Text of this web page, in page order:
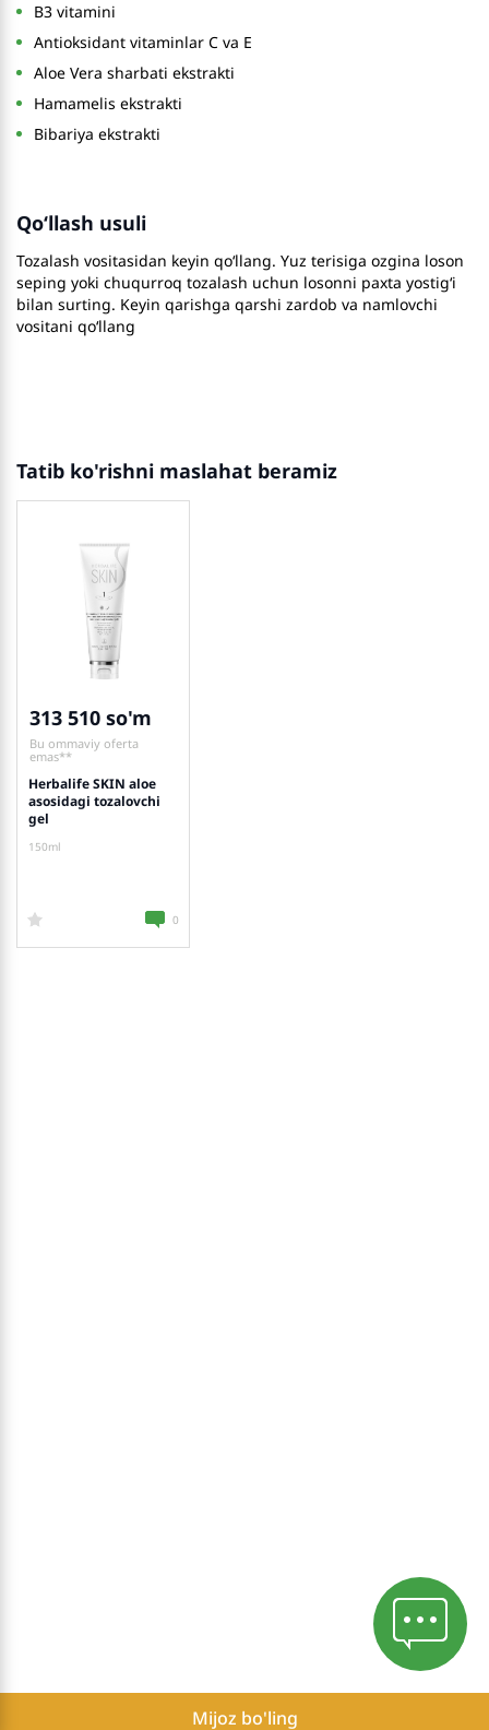
B3 vitamini
Antioksidant vitaminlar C va E
Aloe Vera sharbati ekstrakti
Hamamelis ekstrakti
Bibariya ekstrakti
Qo‘llash usuli
Tozalash vositasidan keyin qo‘llang. Yuz terisiga ozgina loson
seping yoki chuqurroq tozalash uchun losonni paxta yostig‘i
bilan surting. Keyin qarishga qarshi zardob va namlovchi
vositani qo‘llang
Tatib ko'rishni maslahat beramiz
313 510
Bu ommaviy oferta
emas**
Herbalife SKIN aloe
asosidagi tozalovchi
gel
150ml
0
Mijoz bo'ling